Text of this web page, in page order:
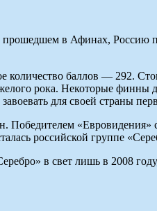
в Афинах, Россию
количество баллов — 292.
рока. Некоторые финны
для своей страны
Победителем
российской группе
в свет лишь в 2008